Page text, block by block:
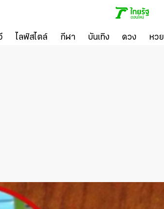
ไลฟ์สไตล์ กีฬา บันเทิง ดวง หวย